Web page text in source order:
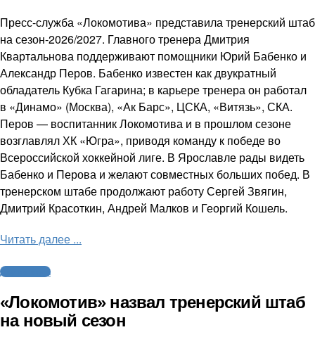
Пресс-служба «Локомотива» представила тренерский штаб
на сезон-2026/2027. Главного тренера Дмитрия
Квартальнова поддерживают помощники Юрий Бабенко и
Александр Перов. Бабенко известен как двукратный
обладатель Кубка Гагарина; в карьере тренера он работал
в «Динамо» (Москва), «Ак Барс», ЦСКА, «Витязь», СКА.
Перов — воспитанник Локомотива и в прошлом сезоне
возглавлял ХК «Югра», приводя команду к победе во
Всероссийской хоккейной лиге. В Ярославле рады видеть
Бабенко и Перова и желают совместных больших побед. В
тренерском штабе продолжают работу Сергей Звягин,
Дмитрий Красоткин, Андрей Малков и Георгий Кошель.
Читать далее ...
Другие виды
«Локомотив» назвал тренерский штаб
на новый сезон